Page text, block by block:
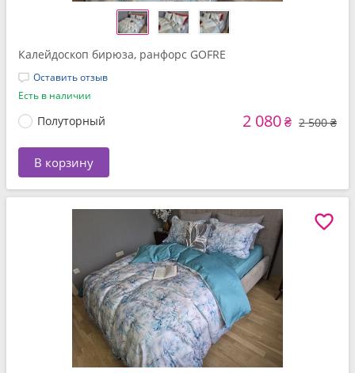
Калейдоскоп бирюза, ранфорс GOFRE
Оставить отзыв
Есть в наличии
Полуторный 2 080₴ 2 500 ₴
В корзину